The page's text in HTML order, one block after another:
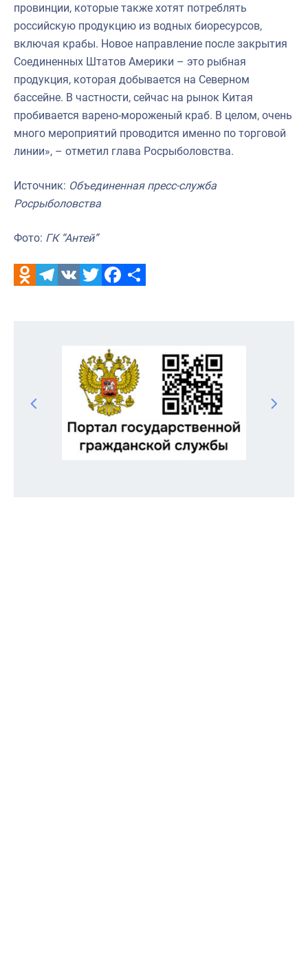
провинции, которые также хотят потреблять
российскую продукцию из водных биоресурсов,
включая крабы. Новое направление после закрытия
Соединенных Штатов Америки – это рыбная
продукция, которая добывается на Северном
бассейне. В частности, сейчас на рынок Китая
пробивается варено-мороженый краб. В целом, очень
много мероприятий проводится именно по торговой
линии», – отметил глава Росрыболовства.
Источник: Объединенная пресс-служба
Росрыболовства
Фото: ГК “Антей”